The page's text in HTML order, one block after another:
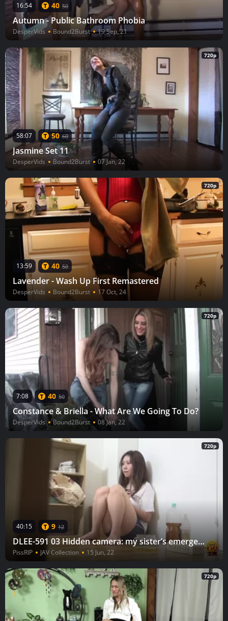
16:54 40 50
Autumn - Public Bathroom Phobia
DesperVids Bound2Burst 19 Sep, 21
720p
58:07 50 60
Jasmine Set 11
DesperVids Bound2Burst 07 Jan, 22
720p
13:59 40 50
Lavender - Wash Up First Remastered
DesperVids Bound2Burst 17 Oct, 24
720p
7:08 40 50
Constance & Briella - What Are We Going To Do?
DesperVids Bound2Burst 08 Jan, 22
720p
40:15 9 12
DLEE-591 03 Hidden camera: my sister’s emergency pee! “I can not go to the toilet at night because I am scared!”
PissRIP JAV Collection 15 Jun, 22
720p